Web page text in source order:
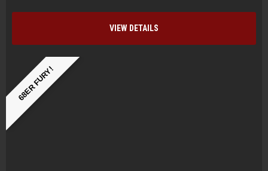
VIEW DETAILS
68ER FURY!